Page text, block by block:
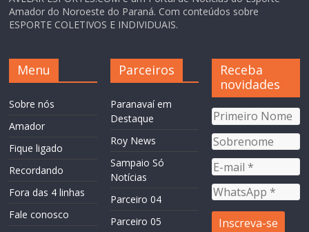
Amador do Noroeste do Paraná. Com conteúdos sobre
ESPORTE COLETIVOS E INDIVIDUAIS.
Menu
Sobre nós
Amador
Fique ligado
Recordando
Fora das 4 linhas
Fale conosco
Parceiros
Paranavaí em
Destaque
Roy News
Sampaio Só
Notícias
Parceiro 04
Parceiro 05
Receba
novidades